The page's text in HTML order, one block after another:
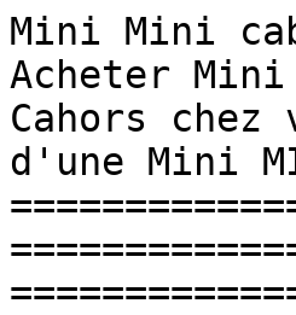
Mini Mini
Acheter
Cahors
d'une Mini